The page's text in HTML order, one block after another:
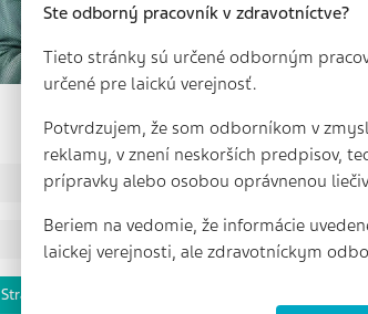
Stratené heslo
Ste odborný pracovník v zdravotníctve?
Tieto stránky sú určené odborným
určené pre laickú verejnosť.
Potvrdzujem, že som odborníkom v
reklamy, v znení neskorších predpisov,
prípravky alebo osobou oprávnenou
Beriem na vedomie, že informácie
laickej verejnosti, ale zdravotníckym